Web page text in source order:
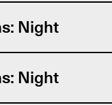
Night
Night